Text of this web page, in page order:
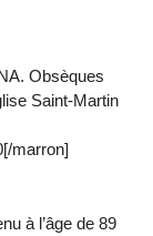
Obsèques
Saint-Martin
marron]
à l’âge de 89